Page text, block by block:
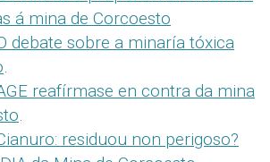
á mina de Corcoesto
debate sobre a minaría tóxica
.
reafírmase en contra da mina
.
residuou non perigoso?